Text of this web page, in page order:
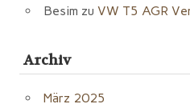
Besim zu VW T5 AGR
Archiv
März 2025